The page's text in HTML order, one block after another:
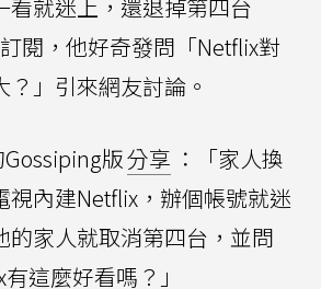
看就迷上，還退掉第四台
閱，他好奇發問「Netflix對
」引來網友討論。
版分享 ：「家人換
視內建Netflix，辦個帳號就迷
的家人就取消第四台，並問
這麼好看嗎？」